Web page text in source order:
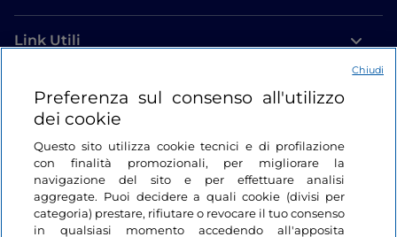
Link Utili
Login
Restiamo in contatto
Preferenza sul consenso all'utilizzo
dei cookie
Questo sito utilizza cookie tecnici e di profilazione
con finalità promozionali, per migliorare la
navigazione del sito e per effettuare analisi
aggregate. Puoi decidere a quali cookie (divisi per
categoria) prestare, rifiutare o revocare il tuo consenso
in qualsiasi momento accedendo all'apposita
Chiudi